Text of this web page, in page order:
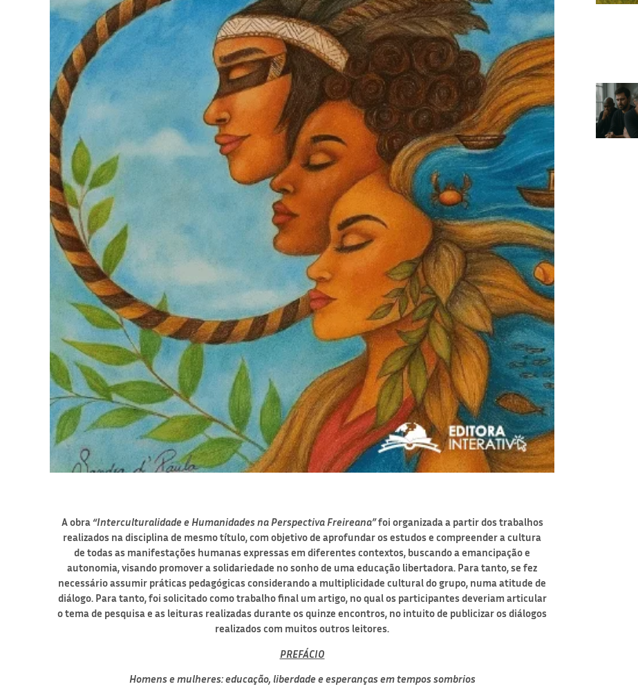
A obra “Interculturalidade e Humanidades na Perspectiva Freireana”foi organizada a partir dos trabalhos
realizados na disciplina de mesmo título, com objetivo de aprofundar os estudos e compreender a cultura
de todas as manifestações humanas expressas em diferentes contextos, buscando a emancipação e
autonomia, visando promover a solidariedade no sonho de uma educação libertadora. Para tanto, se fez
necessário assumir práticas pedagógicas considerando a multiplicidade cultural do grupo, numa atitude de
diálogo. Para tanto, foi solicitado como trabalho final um artigo, no qual os participantes deveriam articular
o tema de pesquisa e as leituras realizadas durante os quinze encontros, no intuito de publicizar os diálogos
realizados com muitos outros leitores.
PREFÁCIO
Homens e mulheres: educação, liberdade e esperanças em tempos sombrios